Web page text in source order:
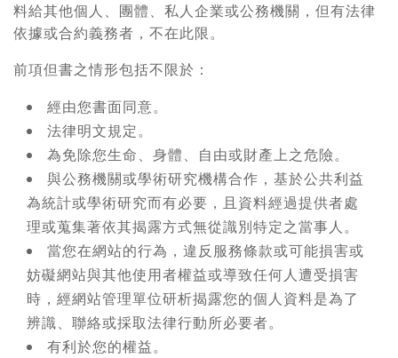
料給其他個人、團體、私人企業或公務機關，但有法律
依據或合約義務者，不在此限。
前項但書之情形包括不限於：
經由您書面同意。
法律明文規定。
為免除您生命、身體、自由或財產上之危險。
與公務機關或學術研究機構合作，基於公共利益
為統計或學術研究而有必要，且資料經過提供者處
理或蒐集著依其揭露方式無從識別特定之當事人。
當您在網站的行為，違反服務條款或可能損害或
妨礙網站與其他使用者權益或導致任何人遭受損害
時，經網站管理單位研析揭露您的個人資料是為了
辨識、聯絡或採取法律行動所必要者。
有利於您的權益。